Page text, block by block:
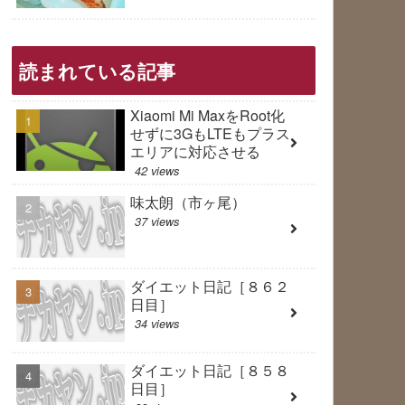
読まれている記事
Xiaomi Mi MaxをRoot化
せずに3GもLTEもプラス
エリアに対応させる
42 views
味太朗（市ヶ尾）
37 views
ダイエット日記［８６２
日目］
34 views
ダイエット日記［８５８
日目］